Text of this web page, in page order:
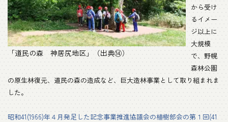
「道民の森 神居尻地区」（出典⑭）
から受け
るイメー
ジ以上に
大規模
で、野幌
森林公園
の原生林復元、道民の森の造成など、巨大造林事業として取り組まれま
した。
昭和41(1966)年４月発足した記念事業推進協議会の植樹部会の第１回(41